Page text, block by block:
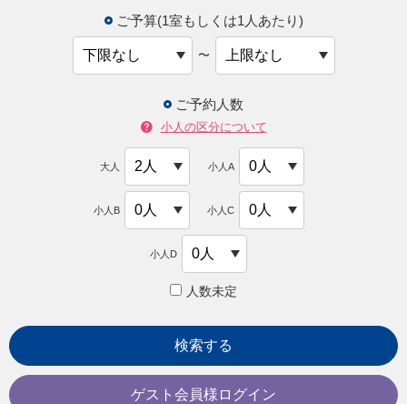
ご予算(1室もしくは1人あたり)
〜
ご予約人数
小人の区分について
大人 小人A
小人B 小人C
小人D
人数未定
検索する
ゲスト会員様ログイン